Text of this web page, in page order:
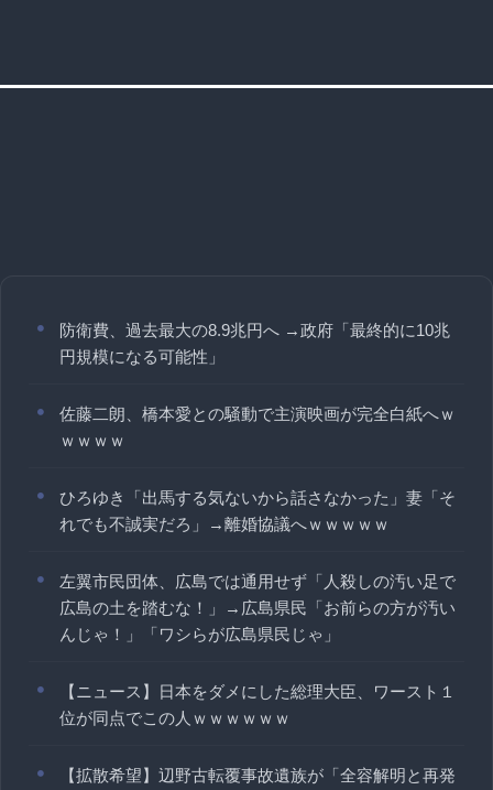
防衛費、過去最大の8.9兆円へ →政府「最終的に10兆
円規模になる可能性」
佐藤二朗、橋本愛との騒動で主演映画が完全白紙へｗ
ｗｗｗｗ
ひろゆき「出馬する気ないから話さなかった」妻「そ
れでも不誠実だろ」→離婚協議へｗｗｗｗｗ
左翼市民団体、広島では通用せず「人殺しの汚い足で
広島の土を踏むな！」→広島県民「お前らの方が汚い
んじゃ！」「ワシらが広島県民じゃ」
【ニュース】日本をダメにした総理大臣、ワースト１
位が同点でこの人ｗｗｗｗｗｗ
【拡散希望】辺野古転覆事故遺族が「全容解明と再発